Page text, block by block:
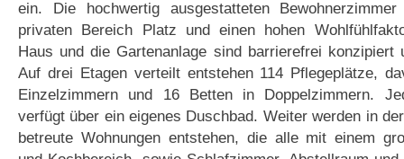
ein. Die hochwertig ausgestatteten
privaten Bereich Platz und einen hohen
Haus und die Gartenanlage sind barrierefrei konzipiert
Auf drei Etagen verteilt entstehen 114 Pflegeplätze,
Einzelzimmern und 16 Betten in Doppelzimmern.
verfügt über ein eigenes Duschbad. Weiter werden in
betreute Wohnungen entstehen, die alle mit einem